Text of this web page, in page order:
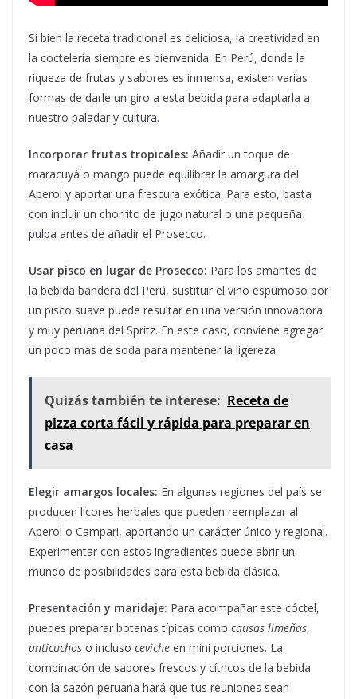
Si bien la receta tradicional es deliciosa, la creatividad en
la coctelería siempre es bienvenida. En Perú, donde la
riqueza de frutas y sabores es inmensa, existen varias
formas de darle un giro a esta bebida para adaptarla a
nuestro paladar y cultura.
Incorporar frutas tropicales: Añadir un toque de
maracuyá o mango puede equilibrar la amargura del
Aperol y aportar una frescura exótica. Para esto, basta
con incluir un chorrito de jugo natural o una pequeña
pulpa antes de añadir el Prosecco.
Usar pisco en lugar de Prosecco: Para los amantes de
la bebida bandera del Perú, sustituir el vino espumoso por
un pisco suave puede resultar en una versión innovadora
y muy peruana del Spritz. En este caso, conviene agregar
un poco más de soda para mantener la ligereza.
Quizás también te interese: Receta de
pizza corta fácil y rápida para preparar en
casa
Elegir amargos locales: En algunas regiones del país se
producen licores herbales que pueden reemplazar al
Aperol o Campari, aportando un carácter único y regional.
Experimentar con estos ingredientes puede abrir un
mundo de posibilidades para esta bebida clásica.
Presentación y maridaje: Para acompañar este cóctel,
puedes preparar botanas típicas como causas limeñas,
anticuchos o incluso ceviche en mini porciones. La
combinación de sabores frescos y cítricos de la bebida
con la sazón peruana hará que tus reuniones sean